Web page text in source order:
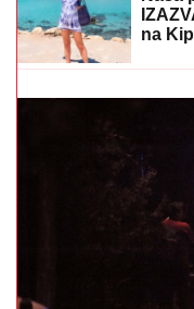
SPECIJALNA
Evo gde se
(FOTO)